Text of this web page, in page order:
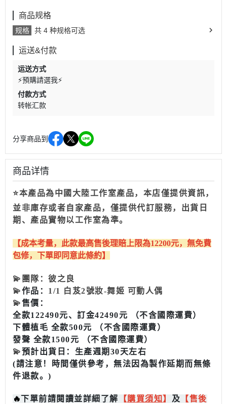
商品规格
规格 共 4 种规格可选
运送&付款
运送方式
⚡預購請選我⚡
付款方式
转帐汇款
分享商品到
商品详情
⭐本產品為中國大陸工作室產品，本店僅提供資訊，
並非庫存或者自家產品，僅提供代訂服務，出貨日
期、產品實物以工作室為準。
【成本考量，此款最高售後理賠上限為12200元，無免費
包修，下單即同意此條約】
💫 團隊：彼之良
💫作品： 1/1
白芨2號妝-舞姬 可動人偶
💫售價：
全款122490元、訂金42490元 （不含國際運費）
下體植毛 全款500元 （不含國際運費）
發聲 全款1500元 （不含國際運費）
💫預計出貨日：生產週期30天左右
(請注意！時間僅供參考，無法因為製作延期而無條
件退款。)
🔥下單前請閱讀並詳細了解 【購買須知 】 及 【售後